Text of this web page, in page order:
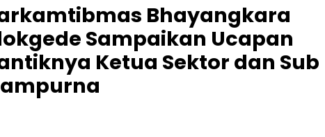
Bhayangkara
Sampaikan Ucapan
Ketua Sektor dan Sub